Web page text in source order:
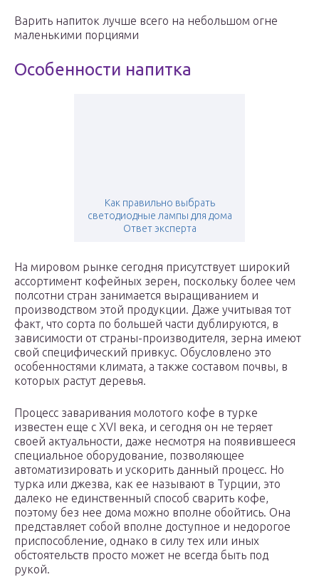
Варить напиток лучше всего на небольшом огне
маленькими порциями
Особенности напитка
Как правильно выбрать
светодиодные лампы для дома
Ответ эксперта
На мировом рынке сегодня присутствует широкий
ассортимент кофейных зерен, поскольку более чем
полсотни стран занимается выращиванием и
производством этой продукции. Даже учитывая тот
факт, что сорта по большей части дублируются, в
зависимости от страны-производителя, зерна имеют
свой специфический привкус. Обусловлено это
особенностями климата, а также составом почвы, в
которых растут деревья.
Процесс заваривания молотого кофе в турке
известен еще с XVI века, и сегодня он не теряет
своей актуальности, даже несмотря на появившееся
специальное оборудование, позволяющее
автоматизировать и ускорить данный процесс. Но
турка или джезва, как ее называют в Турции, это
далеко не единственный способ сварить кофе,
поэтому без нее дома можно вполне обойтись. Она
представляет собой вполне доступное и недорогое
приспособление, однако в силу тех или иных
обстоятельств просто может не всегда быть под
рукой.